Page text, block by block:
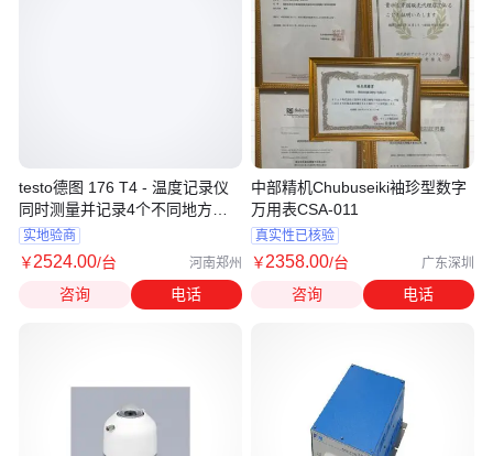
testo德图 176 T4 - 温度记录仪
同时测量并记录4个不同地方的
温度值
实地验商
￥2524.00/台 河南郑州
咨询 电话
中部精机Chubuseiki袖珍型数字
万用表CSA-011
真实性已核验
￥2358.00/台 广东深圳
咨询 电话